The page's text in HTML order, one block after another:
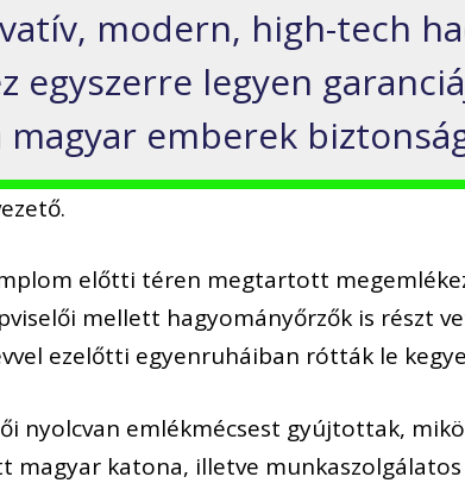
modern, high-tech
egyszerre legyen
magyar emberek
előtti téren megtartott
mellett hagyományőrzők is részt
ezelőtti egyenruháiban rótták le
nyolcvan emlékmécsest gyújtottak,
magyar katona, illetve